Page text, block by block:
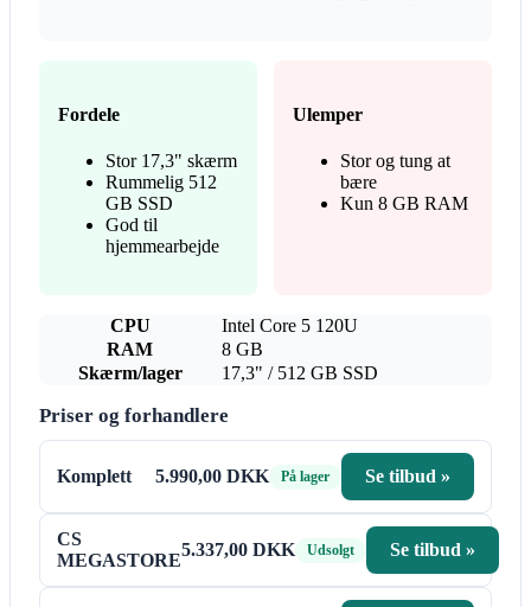
Fordele
Stor 17,3" skærm
Rummelig 512
GB SSD
God til
hjemmearbejde
Ulemper
Stor og tung at
bære
Kun 8 GB RAM
CPU
Intel Core 5 120U
RAM
8 GB
Skærm/lager
17,3" / 512 GB SSD
Priser og forhandlere
Komplett 5.990,00 DKK På lager Se tilbud »
CS
MEGASTORE
5.337,00 DKK Udsolgt Se tilbud »